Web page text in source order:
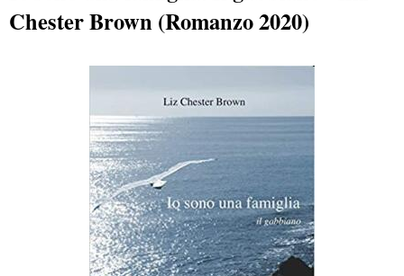
Chester Brown (Romanzo 2020)